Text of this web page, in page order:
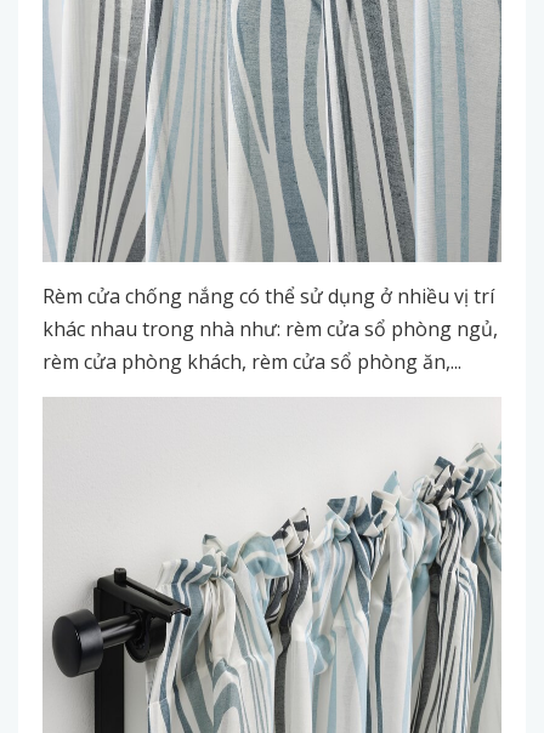
Rèm cửa chống nắng có thể sử dụng ở nhiều vị trí
khác nhau trong nhà như: rèm cửa sổ phòng ngủ,
rèm cửa phòng khách, rèm cửa sổ phòng ăn,...